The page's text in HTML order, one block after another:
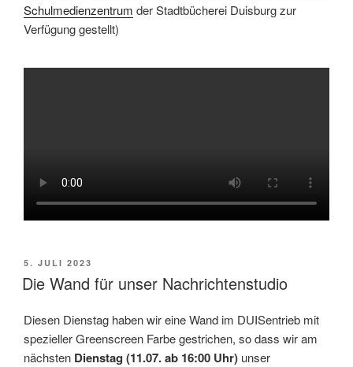
Schulmedienzentrum der Stadtbücherei Duisburg zur
Verfügung gestellt)
VERÖFFENTLICHT
AM
5. JULI 2023
Die Wand für unser Nachrichtenstudio
Diesen Dienstag haben wir eine Wand im DUISentrieb mit
spezieller Greenscreen Farbe gestrichen, so dass wir am
nächsten Dienstag (11.07. ab 16:00 Uhr) unser